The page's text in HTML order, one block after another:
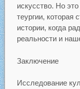
искусство. Но
теургии, которая
истории, когда
реальности и
Заключение
Исследование